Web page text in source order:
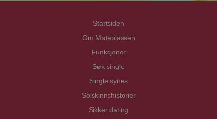
Startsiden
Om Møteplassen
Funksjoner
Søk single
Single synes
Solskinnshistorier
Sikker dating